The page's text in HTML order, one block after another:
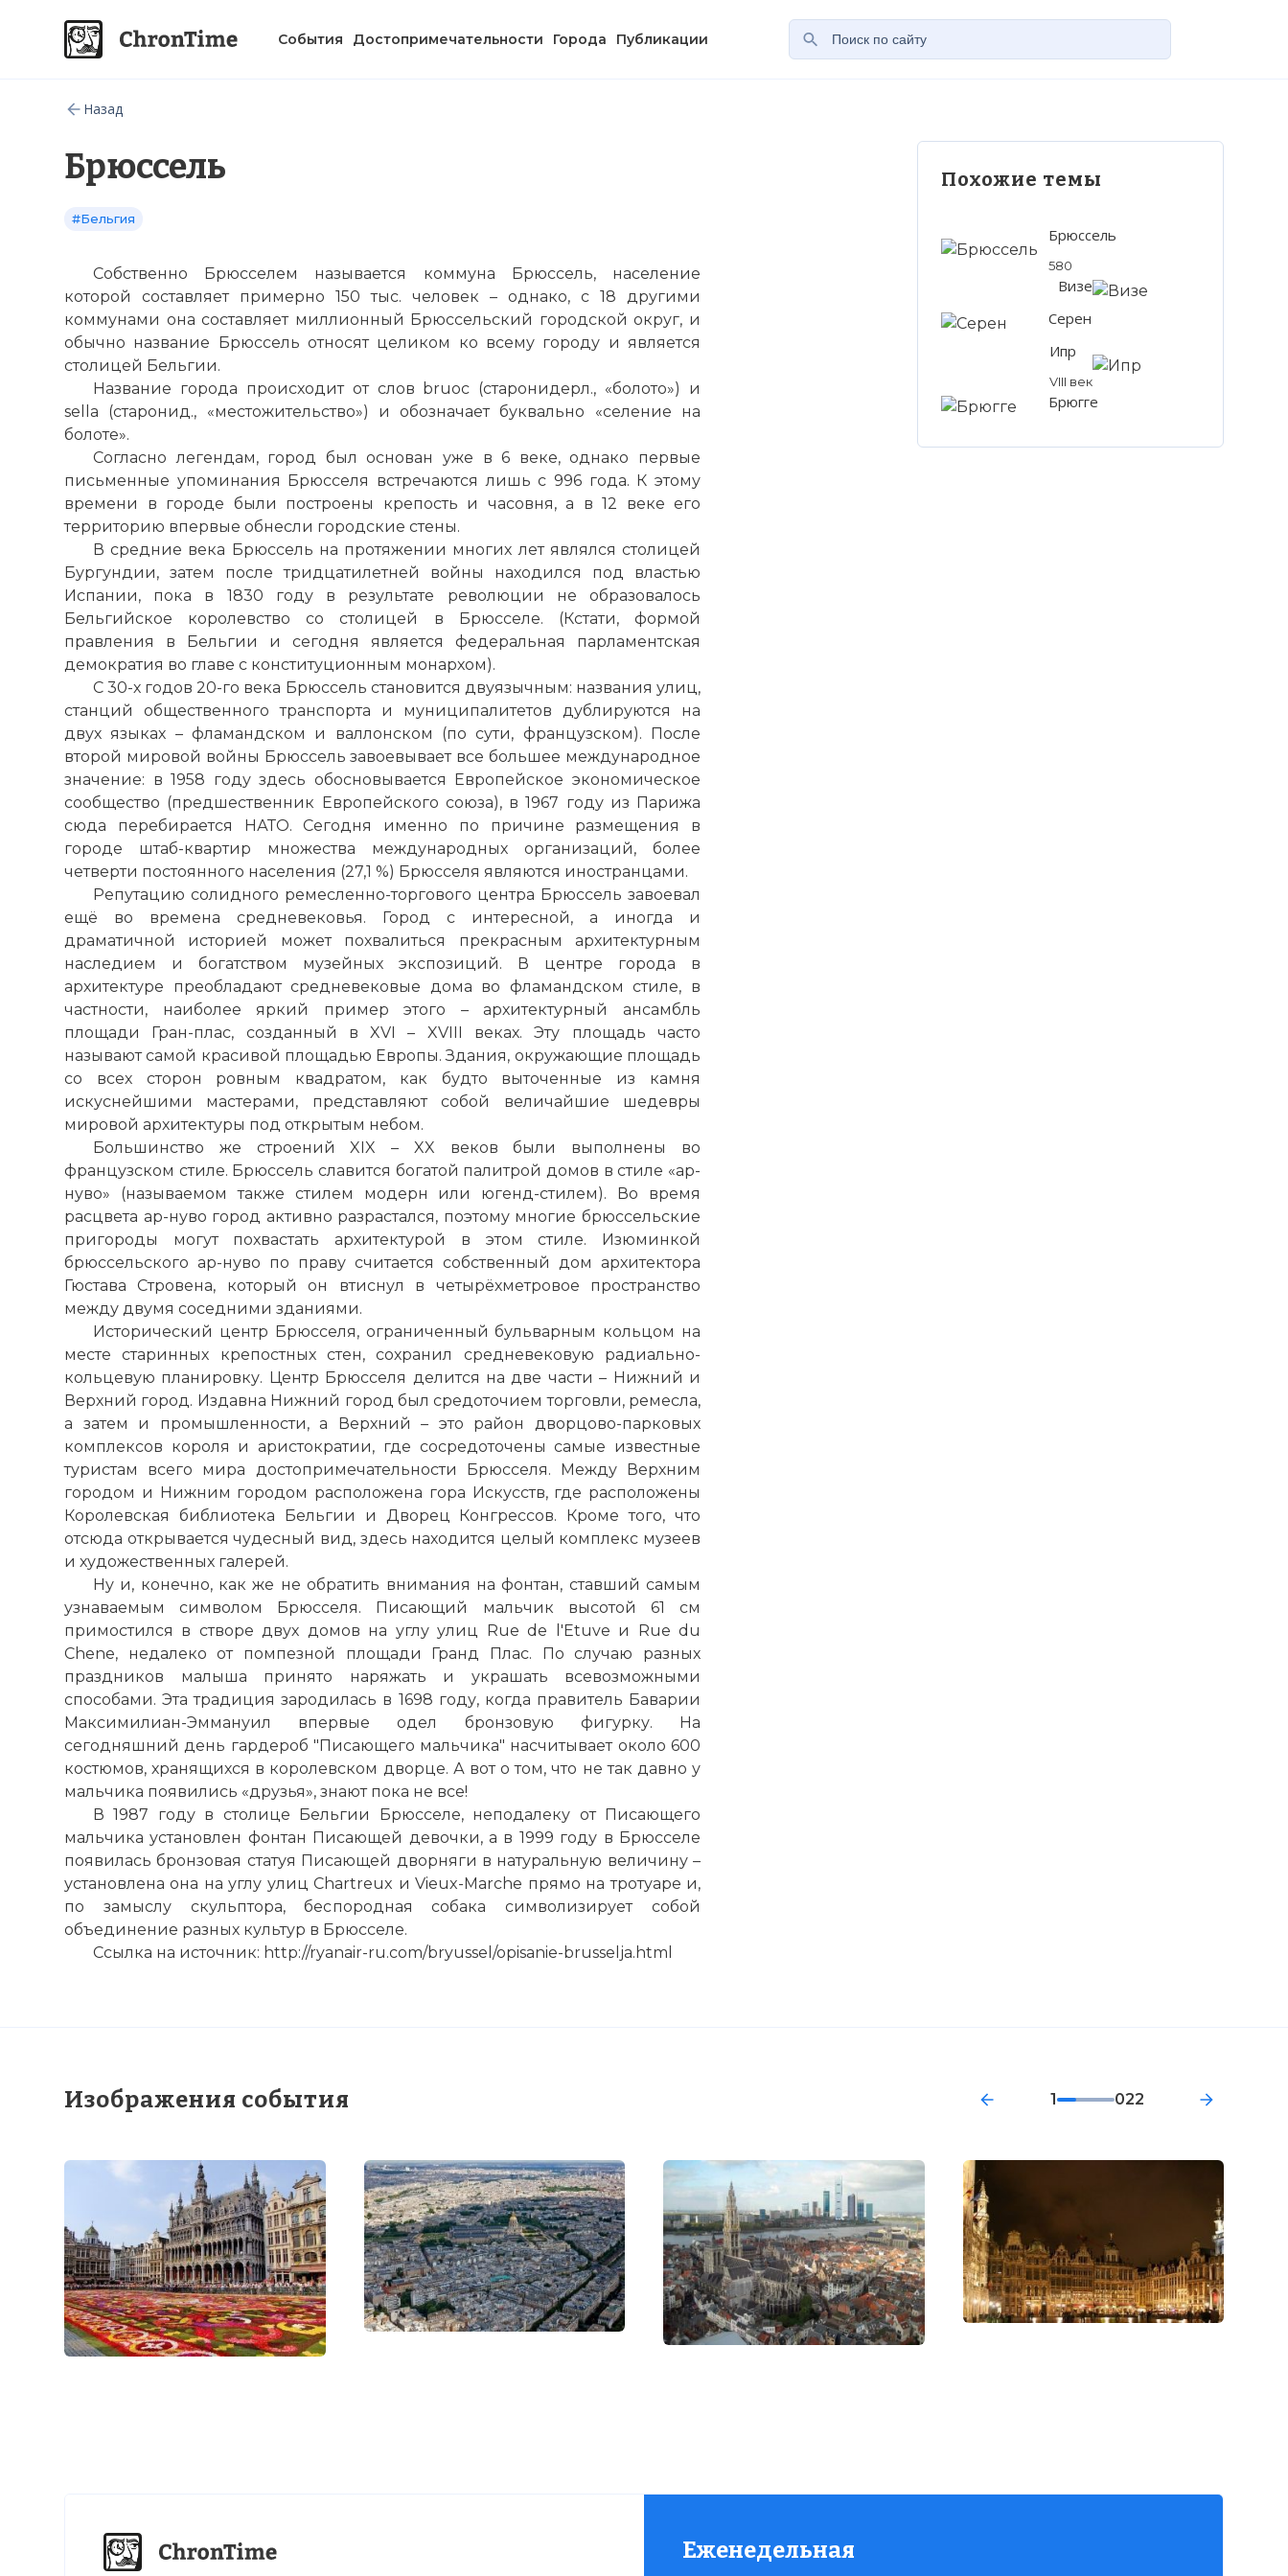
События Достопримечательности Города Публикации
Назад
Брюссель
#Бельгия
Собственно Брюсселем называется коммуна Брюссель, население
которой составляет примерно 150 тыс. человек – однако, с 18 другими
коммунами она составляет миллионный Брюссельский городской округ, и
обычно название Брюссель относят целиком ко всему городу и является
столицей Бельгии.
Название города происходит от слов bruoc (старонидерл., «болото») и
sella (старонид., «местожительство») и обозначает буквально «селение на
болоте».
Согласно легендам, город был основан уже в 6 веке, однако первые
письменные упоминания Брюсселя встречаются лишь с 996 года. К этому
времени в городе были построены крепость и часовня, а в 12 веке его
территорию впервые обнесли городские стены.
В средние века Брюссель на протяжении многих лет являлся столицей
Бургундии, затем после тридцатилетней войны находился под властью
Испании, пока в 1830 году в результате революции не образовалось
Бельгийское королевство со столицей в Брюсселе. (Кстати, формой
правления в Бельгии и сегодня является федеральная парламентская
демократия во главе с конституционным монархом).
С 30-х годов 20-го века Брюссель становится двуязычным: названия улиц,
станций общественного транспорта и муниципалитетов дублируются на
двух языках – фламандском и валлонском (по сути, французском). После
второй мировой войны Брюссель завоевывает все большее международное
значение: в 1958 году здесь обосновывается Европейское экономическое
сообщество (предшественник Европейского союза), в 1967 году из Парижа
сюда перебирается НАТО. Сегодня именно по причине размещения в
городе штаб-квартир множества международных организаций, более
четверти постоянного населения (27,1 %) Брюсселя являются иностранцами.
Репутацию солидного ремесленно-торгового центра Брюссель завоевал
ещё во времена средневековья. Город с интересной, а иногда и
драматичной историей может похвалиться прекрасным архитектурным
наследием и богатством музейных экспозиций. В центре города в
архитектуре преобладают средневековые дома во фламандском стиле, в
частности, наиболее яркий пример этого – архитектурный ансамбль
площади Гран-плас, созданный в XVI – XVIII веках. Эту площадь часто
называют самой красивой площадью Европы. Здания, окружающие площадь
со всех сторон ровным
квадратом, как будто выточенные из камня
искуснейшими мастерами, представляют собой величайшие шедевры
мировой архитектуры под открытым небом.
Большинство же строений XIX – XX веков были выполнены во
французском стиле. Брюссель славится богатой палитрой домов в стиле «ар-
нуво» (называемом также стилем модерн или югенд-стилем). Во время
расцвета ар-нуво город активно разрастался, поэтому многие брюссельские
пригороды могут похвастать архитектурой в этом стиле. Изюминкой
брюссельского ар-нуво по праву считается собственный дом архитектора
Гюстава Стровена, который он втиснул в четырёхметровое пространство
между двумя соседними зданиями.
Исторический центр Брюсселя, ограниченный бульварным кольцом на
месте старинных крепостных стен, сохранил средневековую радиально-
кольцевую планировку. Центр Брюсселя делится на две части – Нижний и
Верхний город. Издавна Нижний город был средоточием торговли, ремесла,
а затем и промышленности, а Верхний – это район дворцово-парковых
комплексов короля и аристократии, где сосредоточены самые известные
туристам всего мира достопримечательности Брюсселя. Между Верхним
городом и Нижним городом расположена гора Искусств, где расположены
Королевская библиотека Бельгии и Дворец Конгрессов. Кроме того, что
отсюда открывается чудесный вид, здесь находится целый комплекс музеев
и художественных галерей.
Ну и, конечно, как же не обратить внимания на фонтан, ставший самым
узнаваемым символом Брюсселя. Писающий мальчик высотой 61 см
примостился в створе двух домов на углу улиц Rue de l'Etuve и Rue du
Chene, недалеко от помпезной площади Гранд Плас. По случаю разных
праздников малыша принято наряжать и украшать всевозможными
способами. Эта традиция зародилась в 1698 году, когда правитель Баварии
Максимилиан-Эммануил впервые одел бронзовую фигурку. На
сегодняшний день гардероб "Писающего мальчика" насчитывает около 600
костюмов, хранящихся в королевском дворце. А вот о том, что не так давно у
мальчика появились «друзья», знают пока не все!
В 1987 году в столице Бельгии Брюсселе, неподалеку от Писающего
мальчика установлен фонтан Писающей девочки, а в 1999 году в Брюсселе
появилась бронзовая статуя Писающей дворняги в натуральную величину –
установлена она на углу улиц Chartreux и Vieux-Marche прямо на тротуаре и,
по замыслу скульптора, беспородная собака символизирует собой
объединение разных культур в Брюсселе.
Ссылка на источник: http://ryanair-ru.com/bryussel/opisanie-brusselja.html
Похожие темы
Брюссель
580
Визе
Серен
Ипр
VIII век
Брюгге
Изображения события 1 022
Еженедельная